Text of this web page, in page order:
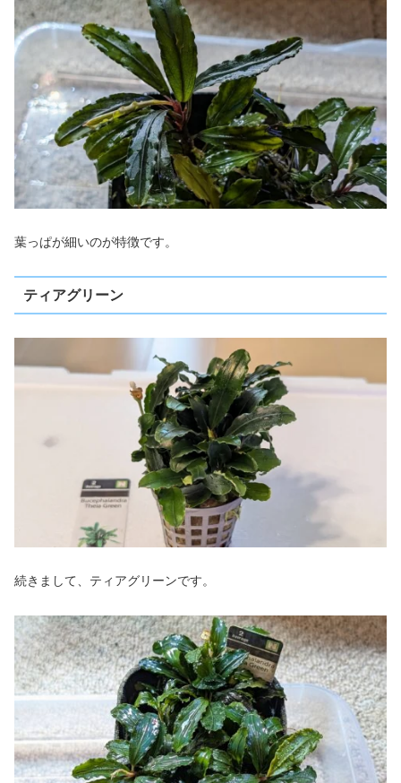
葉っぱが細いのが特徴です。
ティアグリーン
続きまして、ティアグリーンです。